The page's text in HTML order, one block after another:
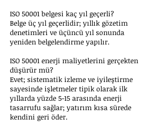
ISO 50001 belgesi kaç yıl geçerli?
Belge üç yıl geçerlidir; yıllık gözetim
denetimleri ve üçüncü yıl sonunda
yeniden belgelendirme yapılır.
ISO 50001 enerji maliyetlerini gerçekten
düşürür mü?
Evet; sistematik izleme ve iyileştirme
sayesinde işletmeler tipik olarak ilk
yıllarda yüzde 5-15 arasında enerji
tasarrufu sağlar; yatırım kısa sürede
kendini geri öder.